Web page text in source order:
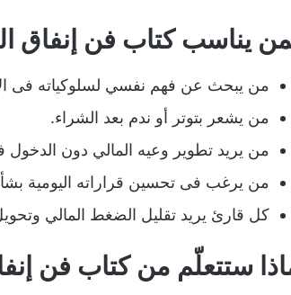
يناسب كتاب فن إنفاق
من يبحث عن فهم نفسي لسلوكياته فى
من يشعر بتوتر أو ندم بعد الشراء.
من يريد تطوير وعيه المالي دون
من يرغب فى تحسين قراراته اليومية
كل قارئ يريد تقليل الضغط المالي
ستتعلّم من كتاب فن